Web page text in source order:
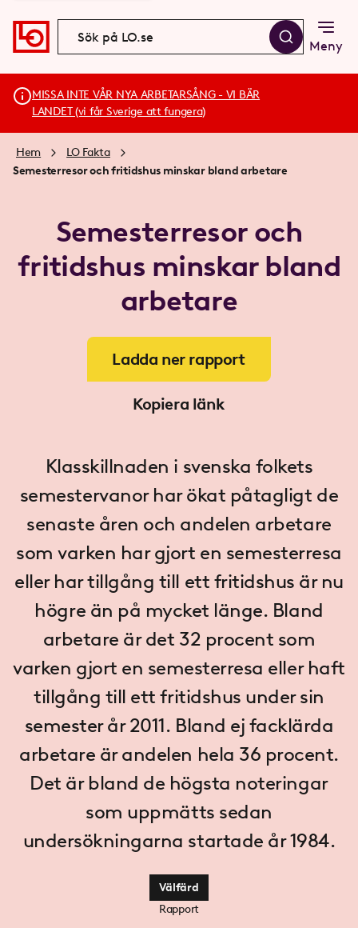
Meny
MISSA INTE VÅR NYA ARBETARSÅNG - VI BÄR
LANDET (vi får Sverige att fungera)
Hem
LO Fakta
Semesterresor och fritidshus minskar bland arbetare
Semesterresor och
fritidshus minskar bland
arbetare
Ladda ner rapport
Kopiera länk
Klasskillnaden i svenska folkets
semestervanor har ökat påtagligt de
senaste åren och andelen arbetare
som varken har gjort en semesterresa
eller har tillgång till ett fritidshus är nu
högre än på mycket länge. Bland
arbetare är det 32 procent som
varken gjort en semesterresa eller haft
tillgång till ett fritidshus under sin
semester år 2011. Bland ej facklärda
arbetare är andelen hela 36 procent.
Det är bland de högsta noteringar
som uppmätts sedan
undersökningarna startade år 1984.
Välfärd
Rapport